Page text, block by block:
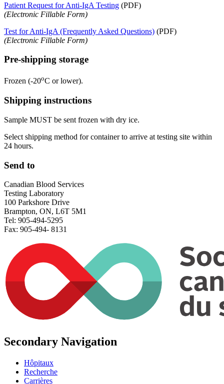
Patient Request for Anti-IgA Testing (PDF)
(Electronic Fillable Form)
Test for Anti-IgA (Frequently Asked Questions) (PDF)
(Electronic Fillable Form)
Pre-shipping storage
Frozen (-20oC or lower).
Shipping instructions
Sample MUST be sent frozen with dry ice.
Select shipping method for container to arrive at testing site within
24 hours.
Send to
Canadian Blood Services
Testing Laboratory
100 Parkshore Drive
Brampton, ON, L6T 5M1
Tel: 905-494-5295
Fax: 905-494- 8131
Secondary Navigation
Hôpitaux
Recherche
Carrières